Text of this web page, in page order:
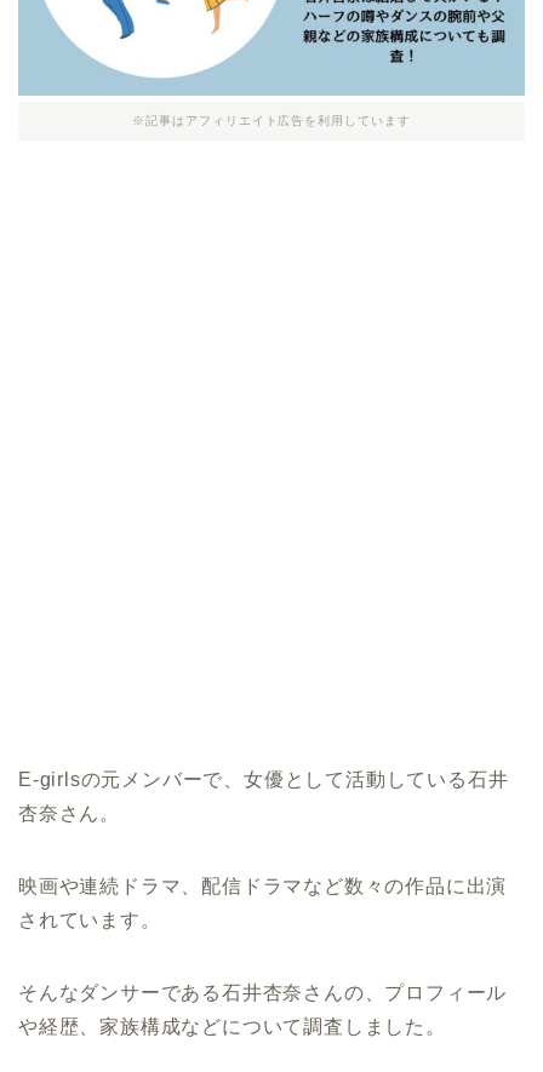
※記事はアフィリエイト広告を利用しています
E-girlsの元メンバーで、女優として活動している石井
杏奈さん。
映画や連続ドラマ、配信ドラマなど数々の作品に出演
されています。
そんなダンサーである石井杏奈さんの、プロフィール
や経歴、家族構成などについて調査しました。